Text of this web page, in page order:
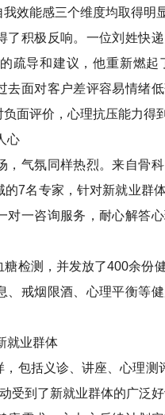
效能感三个维度均取得明
积极反响。一位刘姓快递
疏导和建议，他重新燃
去面对客户差评容易情绪
面评价，心理抗压能力得
心
氛同样热烈。来自骨科
7名专家，针对新就业群
对一咨询服务，耐心解答
测，并发放了400余份
、戒烟限酒、心理平衡等
业群体
括义诊、讲座、心理测
受到了新就业群体的广泛好